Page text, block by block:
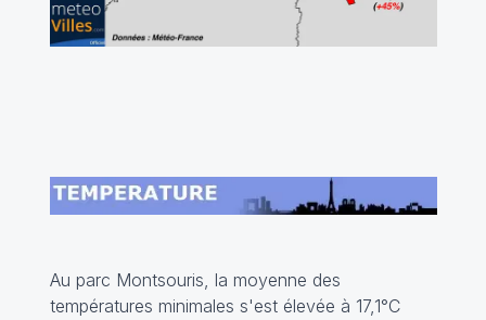
Au parc Montsouris, la moyenne des
températures minimales s'est élevée à 17,1°C